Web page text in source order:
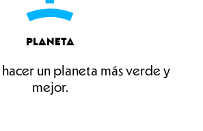
PLANETA
un planeta más verde y
mejor.